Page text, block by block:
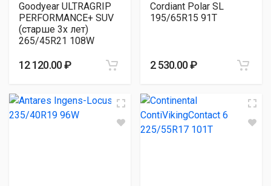
Goodyear ULTRAGRIP
PERFORMANCE+ SUV
(старше 3х лет)
265/45R21 108W
12 120.00 ₽
Cordiant Polar SL
195/65R15 91T
2 530.00 ₽